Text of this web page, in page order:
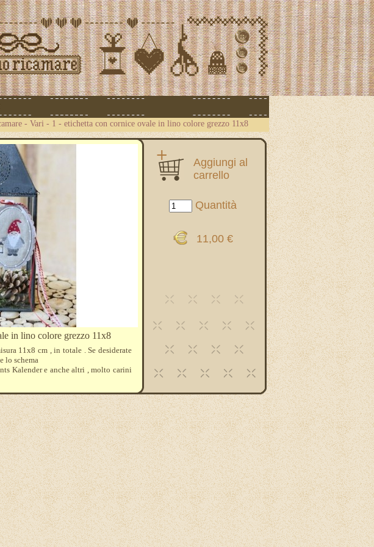
- Vari - 1 - etichetta con cornice ovale in lino colore grezzo 11x8
Aggiungi al
carrello
Quantità
11,00 €
in lino colore grezzo 11x8
11x8 cm , in totale . Se desiderate
lo schema
Kalender e anche altri , molto carini